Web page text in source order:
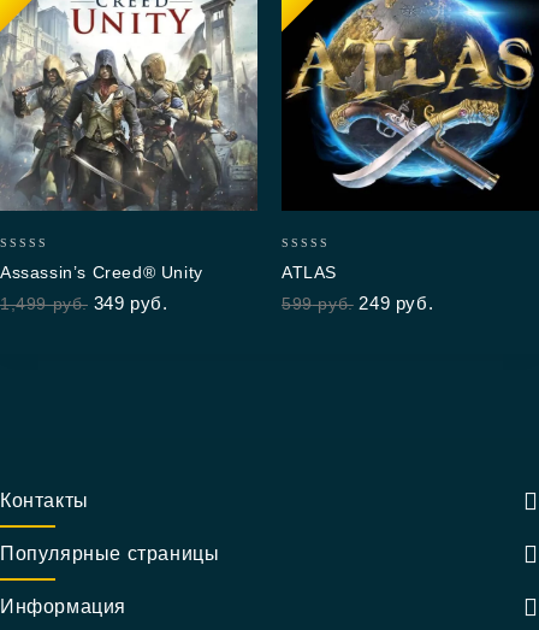
out
of
Assassin’s Creed® Unity
1,499руб. 349 руб.
out
of
ATLAS
599руб. 249 руб.
Контакты
Популярные страницы
Информация